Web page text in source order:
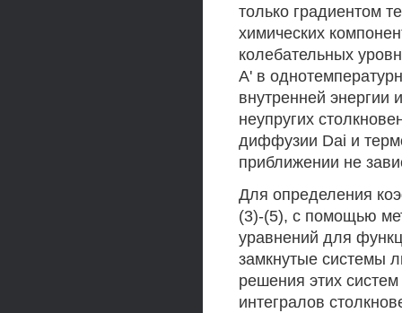
только градиентом
химических
колебательных
А' в
внутренней энергии
неупругих
диффузии Dai и
приближении не
Для определения
(3)-(5), с помощью
уравнений для
замкнутые системы
решения этих
интегралов